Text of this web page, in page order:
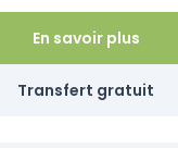
En savoir plus
Transfert gratuit